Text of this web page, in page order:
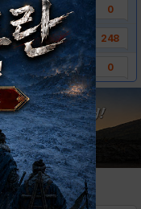
0
248
0